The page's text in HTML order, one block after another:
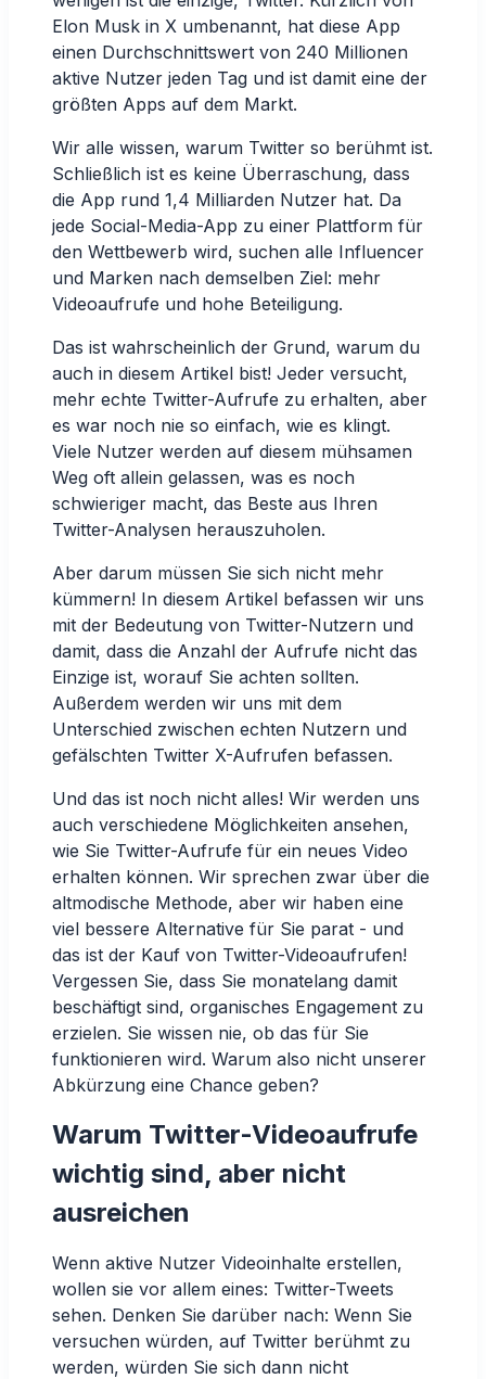
Elon Musk in X umbenannt, hat diese App
einen Durchschnittswert von 240 Millionen
aktive Nutzer jeden Tag und ist damit eine der
größten Apps auf dem Markt.
Wir alle wissen, warum Twitter so berühmt ist.
Schließlich ist es keine Überraschung, dass
die App rund 1,4 Milliarden Nutzer hat. Da
jede Social-Media-App zu einer Plattform für
den Wettbewerb wird, suchen alle Influencer
und Marken nach demselben Ziel: mehr
Videoaufrufe und hohe Beteiligung.
Das ist wahrscheinlich der Grund, warum du
auch in diesem Artikel bist! Jeder versucht,
mehr echte Twitter-Aufrufe zu erhalten, aber
es war noch nie so einfach, wie es klingt.
Viele Nutzer werden auf diesem mühsamen
Weg oft allein gelassen, was es noch
schwieriger macht, das Beste aus Ihren
Twitter-Analysen herauszuholen.
Aber darum müssen Sie sich nicht mehr
kümmern! In diesem Artikel befassen wir uns
mit der Bedeutung von Twitter-Nutzern und
damit, dass die Anzahl der Aufrufe nicht das
Einzige ist, worauf Sie achten sollten.
Außerdem werden wir uns mit dem
Unterschied zwischen echten Nutzern und
gefälschten Twitter X-Aufrufen befassen.
Und das ist noch nicht alles! Wir werden uns
auch verschiedene Möglichkeiten ansehen,
wie Sie Twitter-Aufrufe für ein neues Video
erhalten können. Wir sprechen zwar über die
altmodische Methode, aber wir haben eine
viel bessere Alternative für Sie parat - und
das ist der Kauf von Twitter-Videoaufrufen!
Vergessen Sie, dass Sie monatelang damit
beschäftigt sind, organisches Engagement zu
erzielen. Sie wissen nie, ob das für Sie
funktionieren wird. Warum also nicht unserer
Abkürzung eine Chance geben?
Warum Twitter-Videoaufrufe
wichtig sind, aber nicht
ausreichen
Wenn aktive Nutzer Videoinhalte erstellen,
wollen sie vor allem eines: Twitter-Tweets
sehen. Denken Sie darüber nach: Wenn Sie
versuchen würden, auf Twitter berühmt zu
werden, würden Sie sich dann nicht